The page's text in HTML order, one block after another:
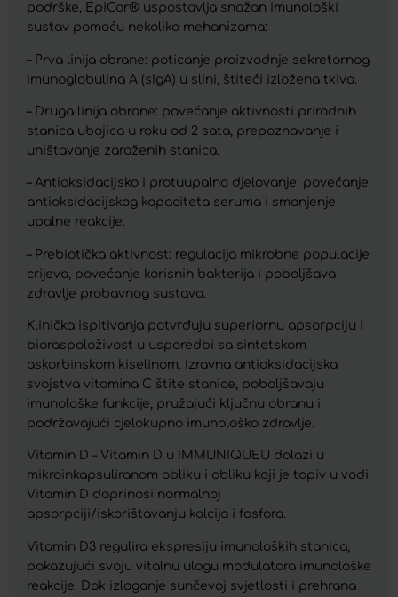
podrške, EpiCor® uspostavlja snažan imunološki
sustav pomoću nekoliko mehanizama:
– Prva linija obrane: poticanje proizvodnje sekretornog
imunoglobulina A (sIgA) u slini, štiteći izložena tkiva.
– Druga linija obrane: povećanje aktivnosti prirodnih
stanica ubojica u roku od 2 sata, prepoznavanje i
uništavanje zaraženih stanica.
– Antioksidacijsko i protuupalno djelovanje: povećanje
antioksidacijskog kapaciteta seruma i smanjenje
upalne reakcije.
– Prebiotička aktivnost: regulacija mikrobne populacije
crijeva, povećanje korisnih bakterija i poboljšava
zdravlje probavnog sustava.
Klinička ispitivanja potvrđuju superiornu apsorpciju i
bioraspoloživost u usporedbi sa sintetskom
askorbinskom kiselinom. Izravna antioksidacijska
svojstva vitamina C štite stanice, poboljšavaju
imunološke funkcije, pružajući ključnu obranu i
podržavajući cjelokupno imunološko zdravlje.
Vitamin D – Vitamin D u IMMUNIQUEU dolazi u
mikroinkapsuliranom obliku i obliku koji je topiv u vodi.
Vitamin D doprinosi normalnoj
apsorpciji/iskorištavanju kalcija i fosfora.
Vitamin D3 regulira ekspresiju imunoloških stanica,
pokazujući svoju vitalnu ulogu modulatora imunološke
reakcije. Dok izlaganje sunčevoj svjetlosti i prehrana